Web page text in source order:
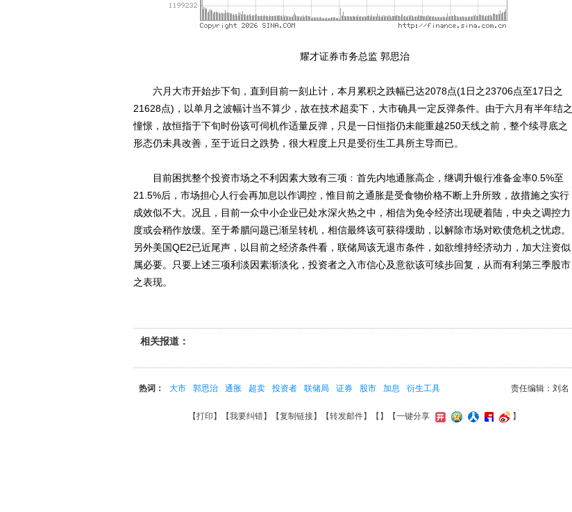
耀才证券市务总监 郭思治
六月大市开始步下旬，直到目前一刻止计，本月累积之跌幅已达2078点(1日之23706点至17日之
21628点)，以单月之波幅计当不算少，故在技术超卖下，大市确具一定反弹条件。由于六月有半年结之
憧憬，故恒指于下旬时份该可伺机作适量反弹，只是一日恒指仍未能重越250天线之前，整个续寻底之
形态仍未具改善，至于近日之跌势，很大程度上只是受衍生工具所主导而已。
目前困扰整个投资市场之不利因素大致有三项﹕首先内地通胀高企，继调升银行准备金率0.5%至
21.5%后，市场担心人行会再加息以作调控，惟目前之通胀是受食物价格不断上升所致，故措施之实行
成效似不大。况且，目前一众中小企业已处水深火热之中，相信为免令经济出现硬着陆，中央之调控力
度或会稍作放缓。至于希腊问题已渐呈转机，相信最终该可获得缓助，以解除市场对欧债危机之忧虑。
另外美国QE2已近尾声，以目前之经济条件看，联储局该无退市条件，如欲维持经济动力，加大注资似
属必要。只要上述三项利淡因素渐淡化，投资者之入市信心及意欲该可续步回复，从而有利第三季股市
之表现。
相关报道：
责任编辑：刘名
热词： 大市 郭思治 通胀 超卖 投资者 联储局 证券 股市 加息 衍生工具
【打印 】【我要纠错】【复制链接】【转发邮件】【 】 【一键分享 】